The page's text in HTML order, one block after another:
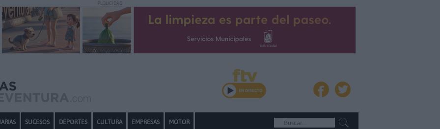
PUBLICIDAD
SUCESOS DEPORTES CULTURA EMPRESAS MOTOR